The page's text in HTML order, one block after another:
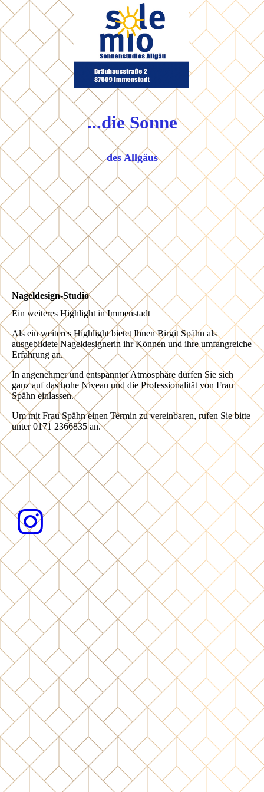
...die Sonne
des Allgäus
Nageldesign-Studio
Ein weiteres Highlight in Immenstadt
Als ein weiteres Highlight bietet Ihnen Birgit Spähn als
ausgebildete Nageldesignerin ihr Können und ihre umfangreiche
Erfahrung an.
In angenehmer und entspannter Atmosphäre dürfen Sie sich
ganz auf das hohe Niveau und die Professionalität von Frau
Spähn einlassen.
Um mit Frau Spähn einen Termin zu vereinbaren, rufen Sie bitte
unter 0171 2366835 an.